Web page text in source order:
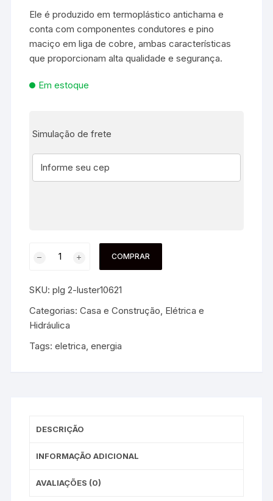
Ele é produzido em termoplástico antichama e
conta com componentes condutores e pino
maciço em liga de cobre, ambas características
que proporcionam alta qualidade e segurança.
Em estoque
Simulação de frete
COMPRAR
SKU:plg 2-luster10621
Categorias:Casa e Construção Elétrica e
Hidráulica
Tags:eletrica ,energia
DESCRIÇÃO
INFORMAÇÃO ADICIONAL
AVALIAÇÕES (0)